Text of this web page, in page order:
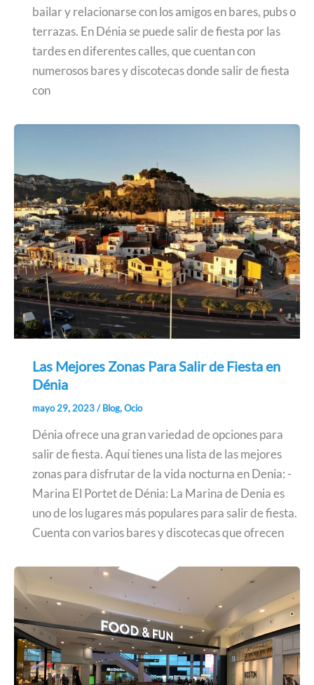
bailar y relacionarse con los amigos en bares, pubs o
terrazas. En Dénia se puede salir de fiesta por las
tardes en diferentes calles, que cuentan con
numerosos bares y discotecas donde salir de fiesta
con
Las Mejores Zonas Para Salir de Fiesta en
Dénia
mayo 29, 2023/Blog,Ocio
Dénia ofrece una gran variedad de opciones para
salir de fiesta. Aquí tienes una lista de las mejores
zonas para disfrutar de la vida nocturna en Denia: -
Marina El Portet de Dénia: La Marina de Denia es
uno de los lugares más populares para salir de fiesta.
Cuenta con varios bares y discotecas que ofrecen